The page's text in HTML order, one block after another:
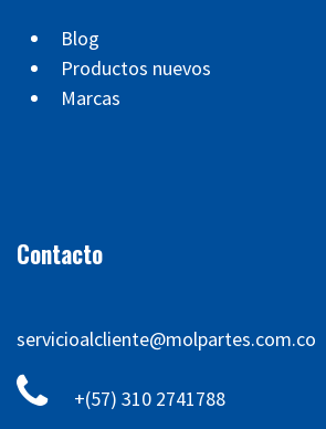
Blog
Productos nuevos
Marcas
Contacto
servicioalcliente@molpartes.com.co
+(57) 310 2741788